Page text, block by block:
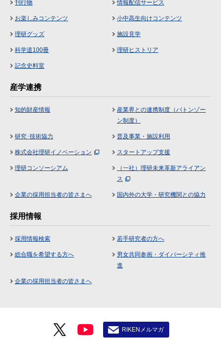
刊行物 情報配信サービス
お楽しみコンテンツ 小中高生向けコンテンツ
理研グッズ 施設見学
科学道100冊 理研ヒストリア
記念史料室
産学連携
知的財産情報
産業界との連携制度（バトンゾー
ン制度）
研究･技術協力 普及事業・施設利用
株式会社理研イノベーション スタートアップ支援
理研コンソーシアム
（一社）理研未来革新アライアン
ス
企業の採用担当者の皆さまへ 国内外の大学・研究機関との協力
採用情報
採用情報検索 若手研究者の方へ
総合職を希望する方へ
男女共同参画・ダイバーシティ推
進
企業の採用担当者の皆さまへ
RIKENメルマガ